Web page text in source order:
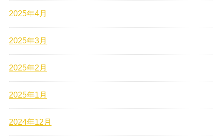
2025年4月
2025年3月
2025年2月
2025年1月
2024年12月